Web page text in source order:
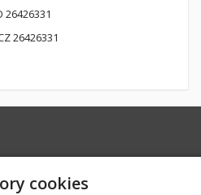
26426331
26426331
cookies